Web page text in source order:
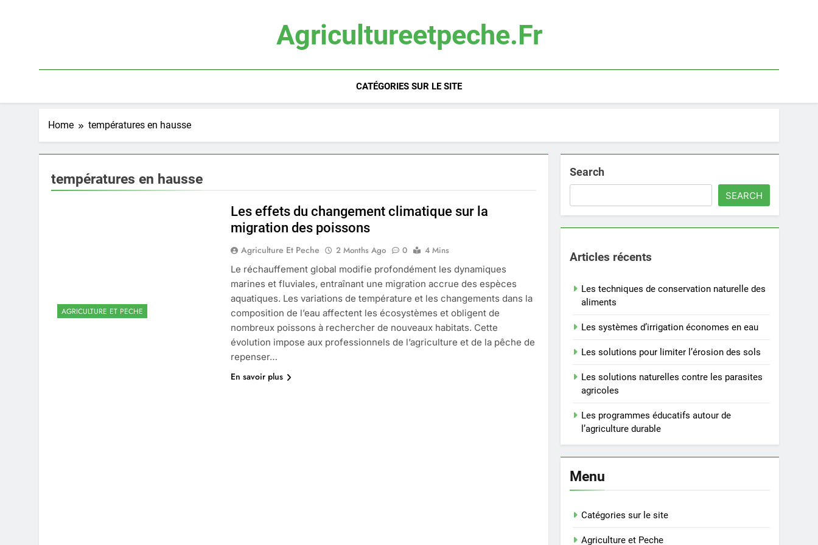
Agricultureetpeche.fr
CATÉGORIES SUR LE SITE
Home températures en hausse
températures en hausse
AGRICULTURE ET PECHE
Les effets du changement climatique sur la
migration des poissons
Agriculture Et Peche 2 Months Ago 0
4 Mins
Le réchauffement global modifie profondément les dynamiques
marines et fluviales, entraînant une migration accrue des espèces
aquatiques. Les variations de température et les changements dans la
composition de l’eau affectent les écosystèmes et obligent de
nombreux poissons à rechercher de nouveaux habitats. Cette
évolution impose aux professionnels de l’agriculture et de la pêche de
repenser…
En savoir plus
Search
SEARCH
Articles récents
Les techniques de conservation naturelle des
aliments
Les systèmes d’irrigation économes en eau
Les solutions pour limiter l’érosion des sols
Les solutions naturelles contre les parasites
agricoles
Les programmes éducatifs autour de
l’agriculture durable
Menu
Catégories sur le site
Agriculture et Peche